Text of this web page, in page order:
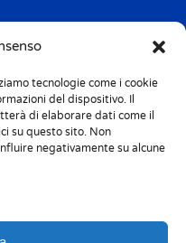
tecnologie come i cookie
del dispositivo. Il
di elaborare dati come il
su questo sito. Non
negativamente su alcune